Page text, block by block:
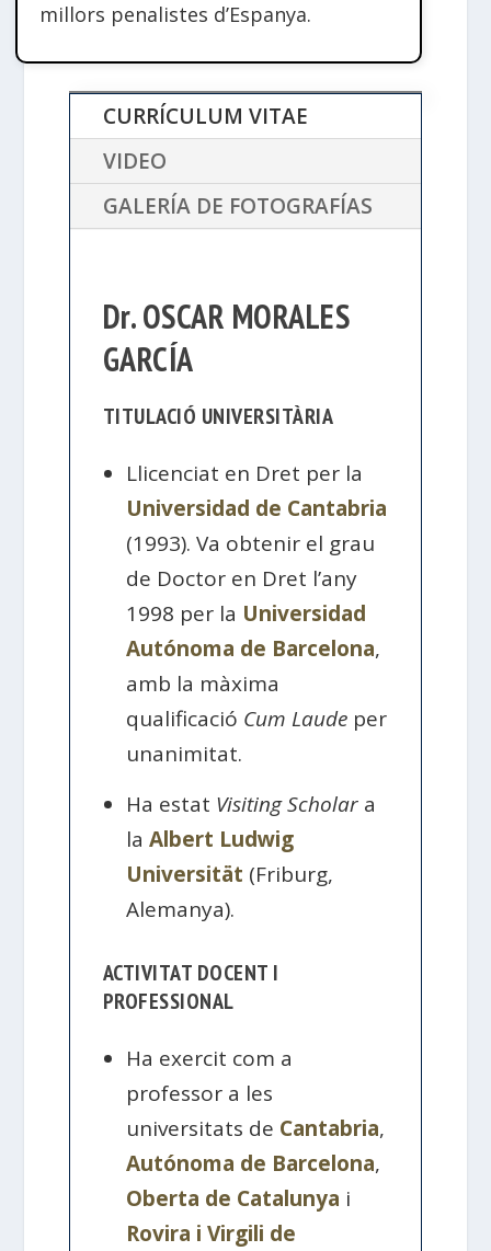
millors penalistes d’Espanya.
CURRÍCULUM VITAE
VIDEO
GALERÍA DE FOTOGRAFÍAS
Dr. OSCAR MORALES
GARCÍA
TITULACIÓ UNIVERSITÀRIA
Llicenciat en Dret per la
Universidad de Cantabria
(1993). Va obtenir el grau
de Doctor en Dret l’any
1998 per la Universidad
Autónoma de Barcelona,
amb la màxima
qualificació Cum Laude per
unanimitat.
Ha estat Visiting Scholar a
laAlbert Ludwig
Universität (Friburg,
Alemanya).
ACTIVITAT DOCENT I
PROFESSIONAL
Ha exercit com a
professor a les
universitats de Cantabria,
Autónoma de Barcelona,
Oberta de Catalunya i
Rovira i Virgili de